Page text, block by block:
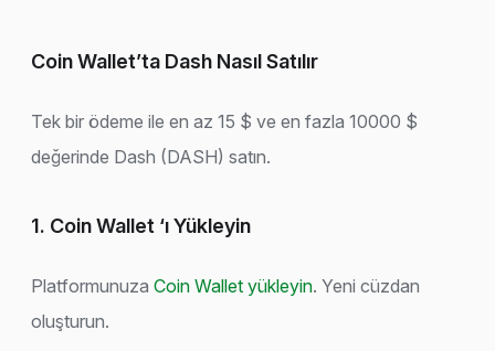
Coin Wallet’ta Dash Nasıl Satılır
Tek bir ödeme ile en az 15 $ ve en fazla 10000 $
değerinde Dash (DASH) satın.
1. Coin Wallet ‘ı Yükleyin
Platformunuza Coin Wallet yükleyin. Yeni cüzdan
oluşturun.